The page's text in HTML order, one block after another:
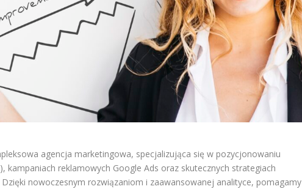
agencja marketingowa, specjalizująca się w pozycjonowaniu
kampaniach reklamowych Google Ads oraz skutecznych strategiach
nowoczesnym rozwiązaniom i zaawansowanej analityce, pomagamy